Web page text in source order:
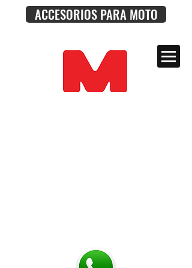
ACCESORIOS PARA MOTO